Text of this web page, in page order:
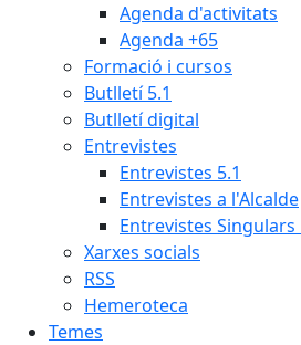
Agenda d'activitats
Agenda +65
Formació i cursos
Butlletí 5.1
Butlletí digital
Entrevistes
Entrevistes 5.1
Entrevistes a l'Alcalde
Entrevistes Singulars
Xarxes socials
RSS
Hemeroteca
Temes